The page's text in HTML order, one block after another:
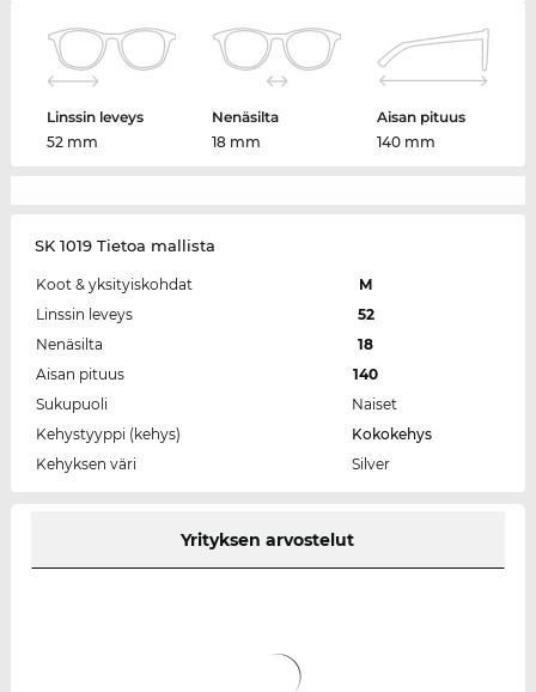
Linssin leveys
52 mm
Nenäsilta
18 mm
Aisan pituus
140 mm
SK 1019 Tietoa mallista
Koot & yksityiskohdat
M
Linssin leveys
52
Nenäsilta
18
Aisan pituus
140
Sukupuoli
Naiset
Kehystyyppi (kehys)
Kokokehys
Kehyksen väri
Silver
Yrityksen arvostelut